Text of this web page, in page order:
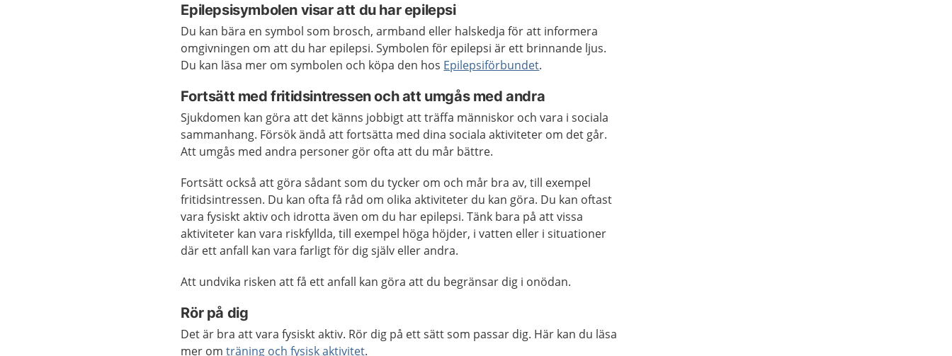
Epilepsisymbolen visar att du har epilepsi
Du kan bära en symbol som brosch, armband eller halskedja för att informera
omgivningen om att du har epilepsi. Symbolen för epilepsi är ett brinnande ljus.
Du kan läsa mer om symbolen och köpa den hos Epilepsiförbundet.
Fortsätt med fritidsintressen och att umgås med andra
Sjukdomen kan göra att det känns jobbigt att träffa människor och vara i sociala
sammanhang. Försök ändå att fortsätta med dina sociala aktiviteter om det går.
Att umgås med andra personer gör ofta att du mår bättre.
Fortsätt också att göra sådant som du tycker om och mår bra av, till exempel
fritidsintressen. Du kan ofta få råd om olika aktiviteter du kan göra. Du kan oftast
vara fysiskt aktiv och idrotta även om du har epilepsi. Tänk bara på att vissa
aktiviteter kan vara riskfyllda, till exempel höga höjder, i vatten eller i situationer
där ett anfall kan vara farligt för dig själv eller andra.
Att undvika risken att få ett anfall kan göra att du begränsar dig i onödan.
Rör på dig
Det är bra att vara fysiskt aktiv. Rör dig på ett sätt som passar dig. Här kan du läsa
mer omträning och fysisk aktivitet.